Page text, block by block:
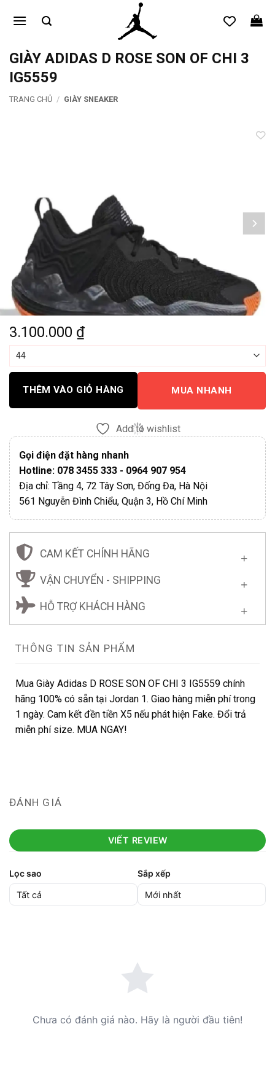
qua
dungGIÀY ADIDAS D ROSE SON OF CHI 3
IG5559
TRANG CHỦ / GIÀY SNEAKER
3.100.000 ₫
THÊM VÀO GIỎ HÀNG MUA NHANH
Add to wishlist
Gọi điện đặt hàng nhanh
Hotline: 078 3455 333 - 0964 907 954
Địa chỉ: Tầng 4, 72 Tây Sơn, Đống Đa, Hà Nội
561 Nguyễn Đình Chiểu, Quận 3, Hồ Chí Minh
CAM KẾT CHÍNH HÃNG
VẬN CHUYỂN - SHIPPING
HỖ TRỢ KHÁCH HÀNG
THÔNG TIN SẢN PHẨM
Mua Giày Adidas D ROSE SON OF CHI 3 IG5559 chính
hãng 100% có sẵn tại Jordan 1. Giao hàng miễn phí trong
1 ngày. Cam kết đền tiền X5 nếu phát hiện Fake. Đổi trả
miễn phí size. MUA NGAY!
ĐÁNH GIÁ
VIẾT REVIEW
Lọc sao Sắp xếp
Chưa có đánh giá nào. Hãy là người đầu tiên!